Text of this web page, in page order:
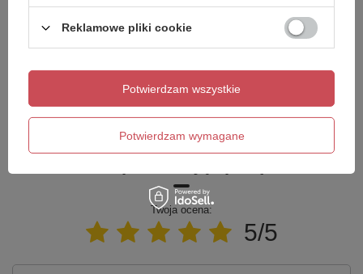
Design i funkcjonalność
naturalnych minerałów i żywic. Eleganckie, matowe,
białe wykończenie nadaje strefie kąpielowej
wyrazistego charakteru, a także jest przyjemne w
dotyku i zapewnia większe bezpieczeństwo
antypoślizgowe.
najciekawsze pytania i odpowiedzi publikując
dla innych.
Twoja ocena:
5/5
Reklamowe pliki cookie
Potwierdzam wymagane
Potwierdzam wszystkie